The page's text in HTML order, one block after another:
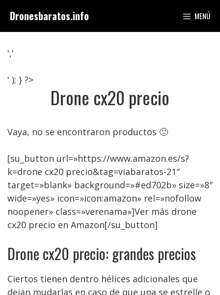
contenido
Dronesbaratos.info MENÚ
','
' ); } ?>
Drone cx20 precio
Vaya, no se encontraron productos 🙁
[su_button url=»https://www.amazon.es/s?
k=drone cx20 precio&tag=viabaratos-21″
target=»blank» background=»#ed702b» size=»8″
wide=»yes» icon=»icon:amazon» rel=»nofollow
noopener» class=»verenama»]Ver más drone
cx20 precio en Amazon[/su_button]
Drone cx20 precio: grandes precios
Ciertos tienen dentro hélices adicionales que
dejan mudarlas en caso de que una se estrelle o